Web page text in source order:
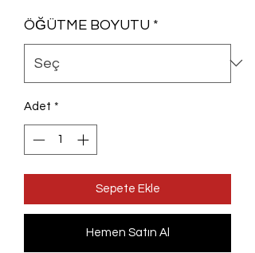
₺980,00
ÖĞÜTME BOYUTU *
Adet *
Sepete Ekle
Hemen Satın Al